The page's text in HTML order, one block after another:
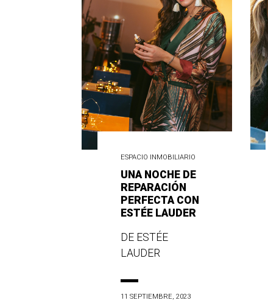
ESPACIO INMOBILIARIO
UNA NOCHE DE
REPARACIÓN
PERFECTA CON
ESTÉE LAUDER
DE ESTÉE
LAUDER
11 SEPTIEMBRE, 2023